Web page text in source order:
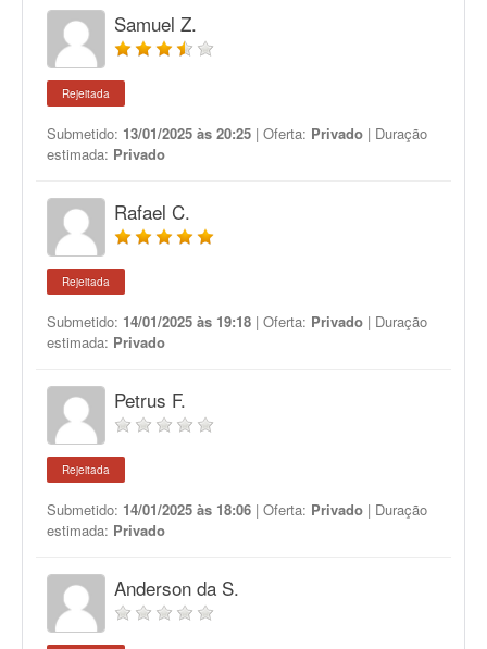
Samuel Z.
Rejeitada
Submetido: 13/01/2025 às 20:25 | Oferta: Privado | Duração
estimada: Privado
Rafael C.
Rejeitada
Submetido: 14/01/2025 às 19:18 | Oferta: Privado | Duração
estimada: Privado
Petrus F.
Rejeitada
Submetido: 14/01/2025 às 18:06 | Oferta: Privado | Duração
estimada: Privado
Anderson da S.